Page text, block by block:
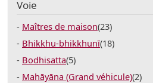
Voie
Maîtres de maison(23)
Bhikkhu-bhikkhunī(18)
Bodhisatta(5)
Mahāyāna (Grand véhicule)(2)